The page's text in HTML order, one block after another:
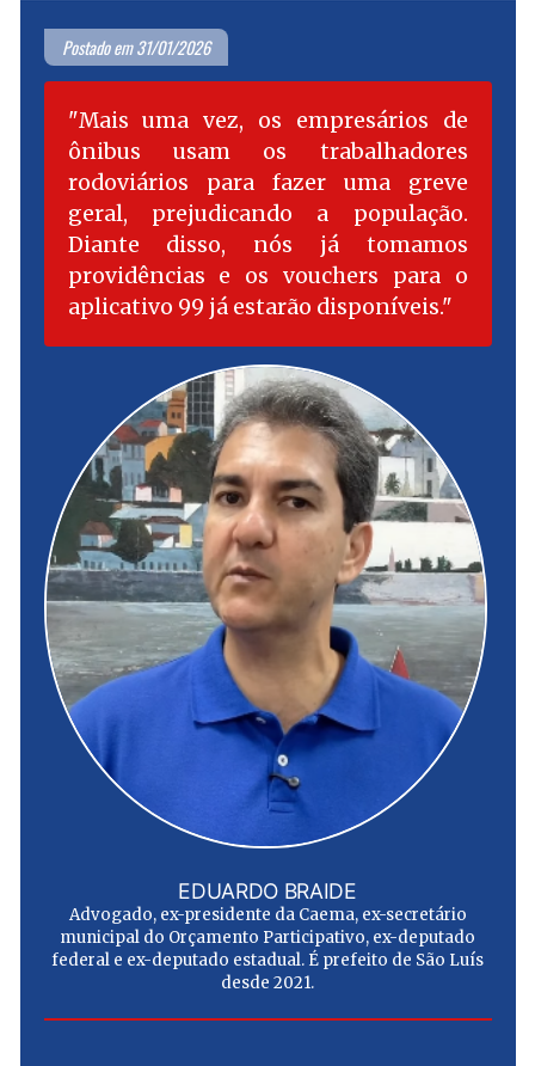
Postado em 31/01/2026
Mais uma vez, os empresários de
ônibus usam os trabalhadores
rodoviários para fazer uma greve
geral, prejudicando a população.
Diante disso, nós já tomamos
providências e os vouchers para o
aplicativo 99 já estarão disponíveis.
EDUARDO BRAIDE
Advogado, ex-presidente da Caema, ex-secretário
municipal do Orçamento Participativo, ex-deputado
federal e ex-deputado estadual. É prefeito de São Luís
desde 2021.